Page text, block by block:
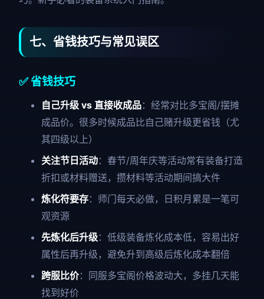
七、省钱技巧与常见误区
✅ 省钱技巧
自己升级 vs 直接收成品：经常对比多宝阁/摆摊
成品价。很多时候成品比自己赌升级更省钱（尤
其四级以上）
关注节日活动：春节/周年庆等活动常有装备打造
折扣或材料赠送，攒材料等活动期间搞大件
炼化符要存：师门每天必做，日积月累是一笔可
观资源
先炼化后升级：低级装备炼化成本低，容易出好
属性后再升级，避免升到高级后炼化成本翻倍
跨服比价：同服多宝阁价格波动大，多挂几天能
找到好价